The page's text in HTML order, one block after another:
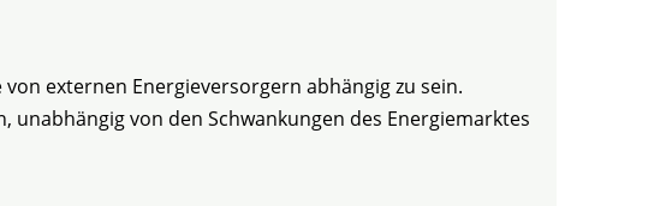
externen Energieversorgern abhängig zu sein.
von den Schwankungen des Energiemarktes